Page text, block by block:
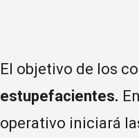
El objetivo de los
estupefacientes.
operativo iniciará